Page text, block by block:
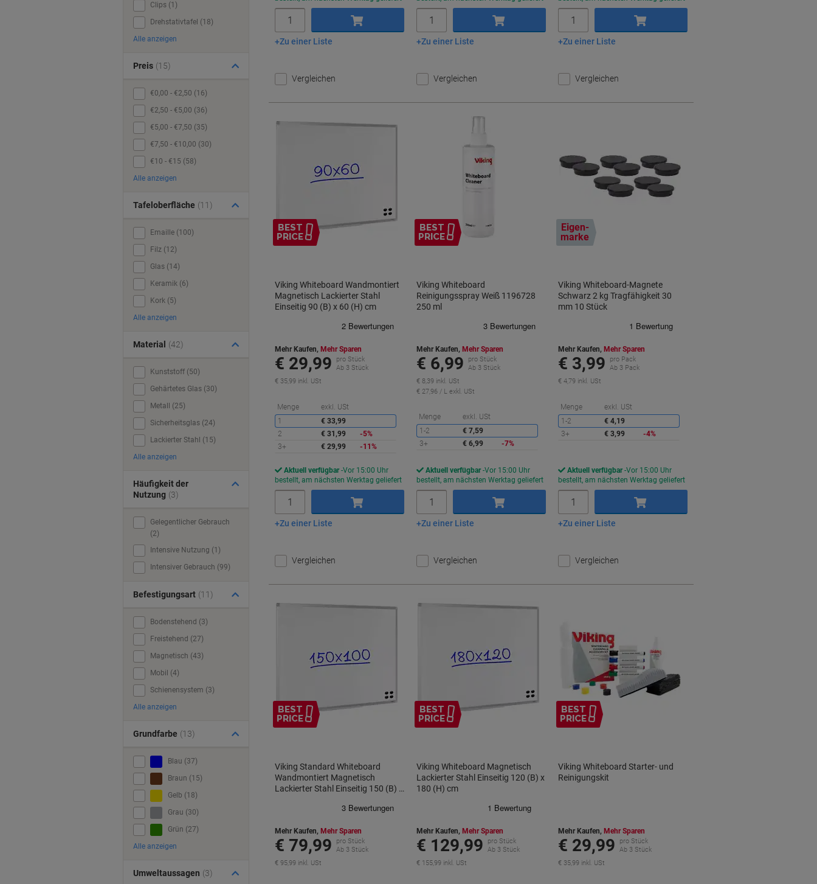
In den Warenkorb
Zu einer Liste
Vergleichen
In den Warenkorb
Zu einer Liste
Vergleichen
In den Warenkorb
Zu einer Liste
Vergleichen
BEST
PRICE
Viking Whiteboard Wandmontiert
Magnetisch Lackierter Stahl
Einseitig 90 (B) x 60 (H) cm
Mehr Kaufen, Mehr Sparen
€ 29,99
pro Stück
Ab 3 Stück
€ 35,99 inkl. USt
Menge exkl. USt
sparen
1
€ 33,99
2
€ 31,99
-5%
3+
€ 29,99 -11%
Aktuell verfügbar Vor 15:00 Uhr
bestellt, am nächsten Werktag geliefert
In den Warenkorb
Zu einer Liste
Vergleichen
BEST
PRICE
Viking Whiteboard
Reinigungsspray Weiß 1196728
250 ml
Mehr Kaufen, Mehr Sparen
€ 6,99
pro Stück
Ab 3 Stück
€ 8,39 inkl. USt
€ 27,96 / L exkl. USt
Menge exkl. USt
sparen
1-2
€ 7,59
3+
€ 6,99 -7%
Aktuell verfügbar Vor 15:00 Uhr
bestellt, am nächsten Werktag geliefert
In den Warenkorb
Zu einer Liste
Vergleichen
Eigen-
marke
Viking Whiteboard-Magnete
Schwarz 2 kg Tragfähigkeit 30
mm 10 Stück
Mehr Kaufen, Mehr Sparen
€ 3,99
pro Pack
Ab 3 Pack
€ 4,79 inkl. USt
Menge exkl. USt
1-2
€ 4,19
3+
€ 3,99 -4%
Aktuell verfügbar Vor 15:00 Uhr
bestellt, am nächsten Werktag geliefert
In den Warenkorb
Zu einer Liste
Vergleichen
BEST
PRICE
Viking Standard Whiteboard
Wandmontiert Magnetisch
Lackierter Stahl Einseitig 150 (B) x
Mehr Kaufen, Mehr Sparen
€ 79,99
pro Stück
Ab 3 Stück
€ 95,99 inkl. USt
BEST
PRICE
Viking Whiteboard Magnetisch
Lackierter Stahl Einseitig 120 (B) x
180 (H) cm
Mehr Kaufen, Mehr Sparen
€ 129,99
pro Stück
Ab 3 Stück
€ 155,99 inkl. USt
BEST
PRICE
Viking Whiteboard Starter- und
Reinigungskit
Mehr Kaufen, Mehr Sparen
€ 29,99
pro Stück
Ab 3 Stück
€ 35,99 inkl. USt
Clips (1)
Drehstativtafel (18)
Alle anzeigen
Preis (15)
€0,00 - €2,50 (16)
€2,50 - €5,00 (36)
€5,00 - €7,50 (35)
€7,50 - €10,00 (30)
€10 - €15 (58)
Alle anzeigen
Tafeloberfläche (11)
Emaille (100)
Filz (12)
Glas (14)
Keramik (6)
Kork (5)
Alle anzeigen
Material (42)
Kunststoff (50)
Gehärtetes Glas (30)
Metall (25)
Sicherheitsglas (24)
Lackierter Stahl (15)
Alle anzeigen
Häufigkeit der
Nutzung (3)
Gelegentlicher Gebrauch
(2)
Intensive Nutzung (1)
Intensiver Gebrauch (99)
Befestigungsart (11)
Bodenstehend (3)
Freistehend (27)
Magnetisch (43)
Mobil (4)
Schienensystem (3)
Alle anzeigen
Grundfarbe (13)
Blau (37)
Braun (15)
Gelb (18)
Grau (30)
Grün (27)
Alle anzeigen
Umweltaussagen (3)